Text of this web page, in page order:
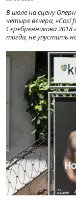
В июле на сцену
четыре вечера, «Cosí
Серебренникова
тогда, не упустить